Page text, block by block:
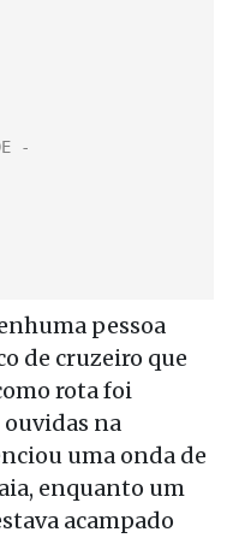
pessoa
de cruzeiro que
rota foi
na
uma onda de
enquanto um
acampado